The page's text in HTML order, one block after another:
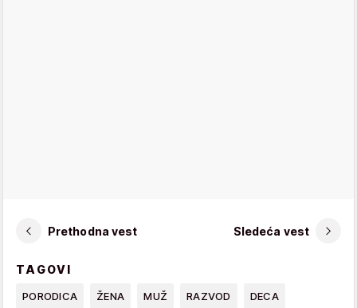
Prethodna vest Sledeća vest
TAGOVI
PORODICA ŽENA MUŽ RAZVOD DECA